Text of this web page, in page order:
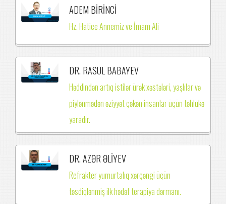
ADEM BİRİNCİ
Hz. Hatice Annemiz ve İmam Ali
DR. RASUL BABAYEV
Həddindən artıq istilər ürək xəstələri, yaşlılar və
piylənmədən əziyyət çəkən insanlar üçün təhlükə
yaradır.
DR. AZƏR ƏLİYEV
Refrakter yumurtalıq xərçəngi üçün
təsdiqlənmiş ilk hədəf terapiya dərmanı.